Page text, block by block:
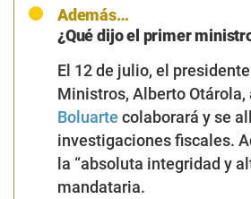
Además…
¿Qué dijo el primer
El 12 de julio, el
Ministros, Alberto Otárola,
Boluarte colaborará y se
investigaciones fiscales.
la “absoluta integridad y
mandataria.